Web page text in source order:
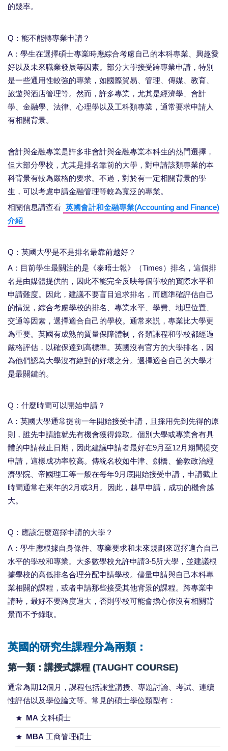
的幾率。
Q：能不能轉專業申請？
A：學生在選擇碩士專業時應綜合考慮自己的本科專業、興趣愛
好以及未來職業發展等因素。部分大學接受跨專業申請，特別
是一些通用性較強的專業，如國際貿易、管理、傳媒、教育、
旅遊與酒店管理等。然而，許多專業，尤其是經濟學、會計
學、金融學、法律、心理學以及工科類專業，通常要求申請人
有相關背景。
會計與金融專業是許多非會計與金融專業本科生的熱門選擇，
但大部分學校，尤其是排名靠前的大學，對申請該類專業的本
科背景有較為嚴格的要求。不過，對於有一定相關背景的學
生，可以考慮申請金融管理等較為寬泛的專業。
相關信息請查看 英國會計和金融專業(Accounting and Finance)
介紹
Q：英國大學是不是排名最靠前越好？
A：目前學生最關注的是《泰晤士報》（Times）排名，這個排
名是由媒體提供的，因此不能完全反映每個學校的實際水平和
申請難度。因此，建議不要盲目追求排名，而應準確評估自己
的情況，綜合考慮學校的排名、專業水平、學費、地理位置、
交通等因素，選擇適合自己的學校。通常來説，專業比大學更
為重要。英國有成熟的質量保障體制，各類課程和學校都經過
嚴格評估，以確保達到高標準。英國沒有官方的大學排名，因
為他們認為大學沒有絶對的好壞之分。選擇適合自己的大學才
是最關鍵的。
Q：什麼時間可以開始申請？
A：英國大學通常提前一年開始接受申請，且採用先到先得的原
則，誰先申請誰就先有機會獲得錄取。個別大學或專業會有具
體的申請截止日期，因此建議申請者最好在9月至12月期間提交
申請，這樣成功率較高。傳統名校如牛津、劍橋、倫敦政治經
濟學院、帝國理工等一般在每年9月底開始接受申請，申請截止
時間通常在來年的2月或3月。因此，越早申請，成功的機會越
大。
Q：應該怎麼選擇申請的大學？
A：學生應根據自身條件、專業要求和未來規劃來選擇適合自己
水平的學校和專業。大多數學校允許申請3-5所大學，並建議根
據學校的高低排名合理分配申請學校。儘量申請與自己本科專
業相關的課程，或者申請那些接受其他背景的課程。跨專業申
請時，最好不要跨度過大，否則學校可能會擔心你沒有相關背
景而不予錄取。
英國的研究生課程分為兩類：
第一類：講授式課程 (TAUGHT COURSE)
通常為期12個月，課程包括課堂講授、專題討論、考試、連續
性評估以及學位論文等。常見的碩士學位類型有：
MA 文科碩士
MBA 工商管理碩士